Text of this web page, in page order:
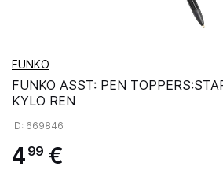
FUNKO
FUNKO ASST: PEN
KYLO REN
ID: 669846
4 99 €